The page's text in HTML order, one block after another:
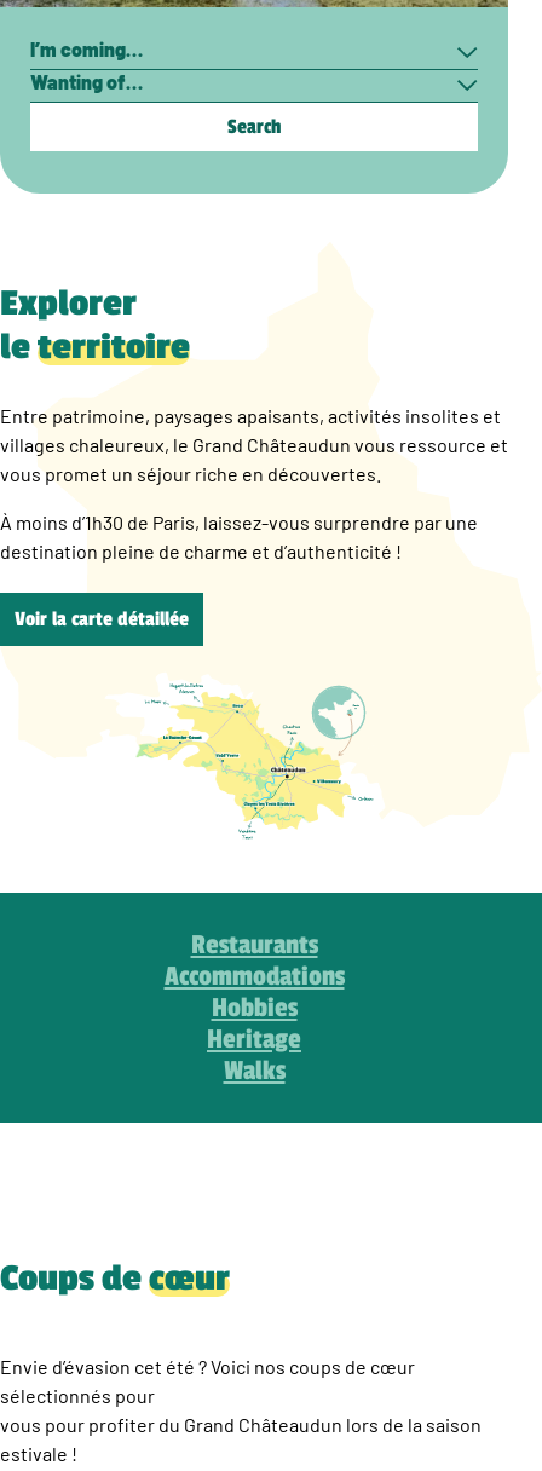
Search
Explorer
leterritoire
Entre patrimoine, paysages apaisants, activités insolites et
villages chaleureux, le Grand Châteaudun vous ressource et
vous promet un séjour riche en découvertes.
À moins d’1h30 de Paris, laissez-vous surprendre par une
destination pleine de charme et d’authenticité !
Voir la carte détaillée
Restaurants
Accommodations
Hobbies
Heritage
Walks
Coups decœur
Envie d’évasion cet été ? Voici nos coups de cœur
sélectionnés pour
vous pour profiter du Grand Châteaudun lors de la saison
estivale !